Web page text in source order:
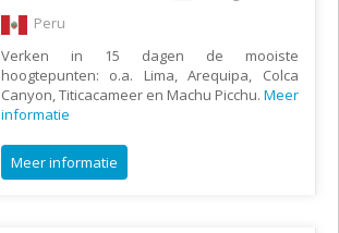
Peru
Verken in 15 dagen de mooiste
hoogtepunten: o.a. Lima, Arequipa, Colca
Canyon, Titicacameer en Machu Picchu. Meer
informatie
Meer informatie